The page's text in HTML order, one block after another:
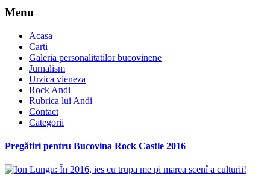
Menu
Acasa
Carti
Galeria personalitatilor bucovinene
Jurnalism
Urzica vieneza
Rock Andi
Rubrica lui Andi
Contact
Categorii
Pregătiri pentru Bucovina Rock Castle 2016